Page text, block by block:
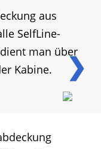
❯
aus
SelfLine-
man über
Kabine.